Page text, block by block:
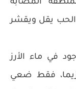
المصابة
يقل ويقشر
في ماء الأرز
فقط ضعي